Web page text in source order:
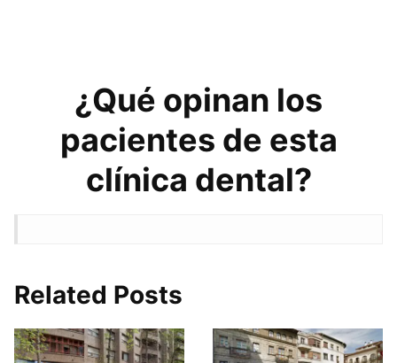
¿Qué opinan los
pacientes de esta
clínica dental?
Related Posts